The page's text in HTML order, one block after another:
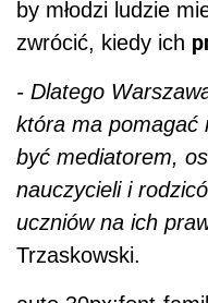
by młodzi ludzie
zwrócić, kiedy ich
- Dlatego
która ma pomagać
być mediatorem,
nauczycieli i
uczniów na ich
Trzaskowski.